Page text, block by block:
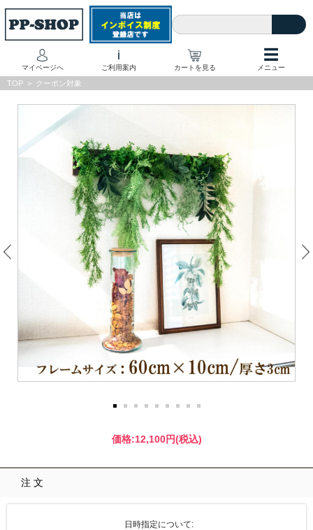
マイページへ
i
ご利用案内 カートを見る
☰
メニュー
TOP > クーポン対象
価格:12,100円(税込)
注文
日時指定について: